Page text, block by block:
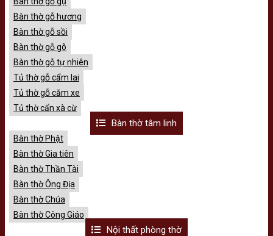
Bàn thờ gỗ hương
Bàn thờ gỗ sồi
Bàn thờ gỗ gõ
Bàn thờ gỗ tự nhiên
Tủ thờ gỗ cẩm lai
Tủ thờ gỗ căm xe
Tủ thờ cẩn xà cừ
Bàn thờ tâm linh
Bàn thờ Phật
Bàn thờ Gia tiên
Bàn thờ Thần Tài
Bàn thờ Ông Địa
Bàn thờ Chúa
Bàn thờ Công Giáo
Nội thất phòng thờ